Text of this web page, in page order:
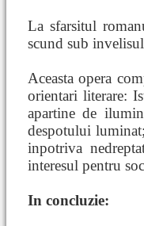
La sfarsitul
scund sub
Aceasta opera
orientari literare:
apartine de
despotului
inpotriva
interesul pentru
In concluzie: